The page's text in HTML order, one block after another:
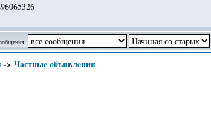
-> Чaстныe oбъявлeния